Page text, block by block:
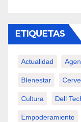
ETIQUETAS
Actualidad
BIenestar
Cultura Dell
Empoderamiento